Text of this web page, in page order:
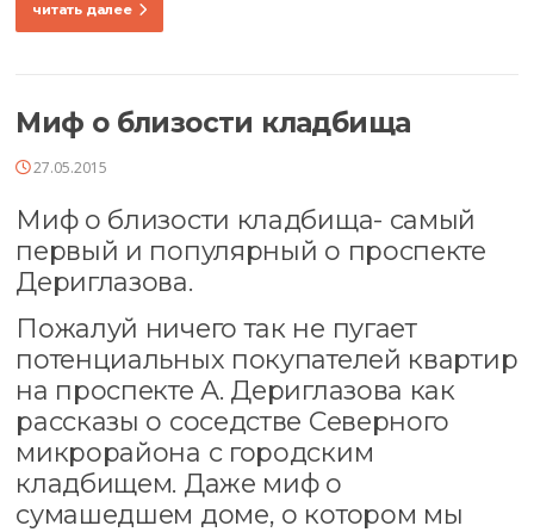
читать далее
Миф о близости кладбища
27.05.2015
Миф о близости кладбища- самый
первый и популярный о проспекте
Дериглазова.
Пожалуй ничего так не пугает
потенциальных покупателей квартир
на проспекте А. Дериглазова как
рассказы о соседстве Северного
микрорайона с городским
кладбищем. Даже миф о
сумашедшем доме, о котором мы